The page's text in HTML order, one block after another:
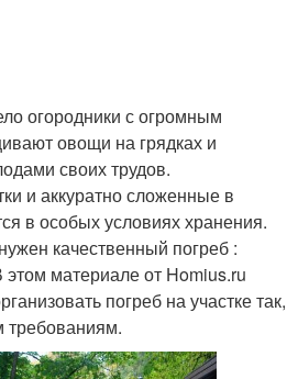
огородники с огромным
овощи на грядках и
своих трудов.
и аккуратно сложенные в
в особых условиях хранения.
качественный погреб :
материале от Homius.ru
погреб на участке так,
требованиям.